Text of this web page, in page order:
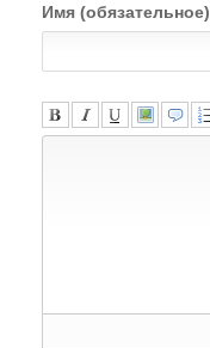
Имя (обязательное)